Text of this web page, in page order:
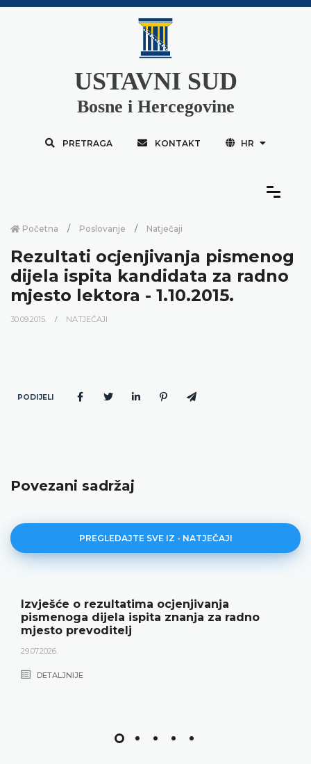
USTAVNI SUD
Bosne i Hercegovine
PRETRAGA KONTAKT HR
Početna Poslovanje Natječaji
Rezultati ocjenjivanja pismenog
dijela ispita kandidata za radno
mjesto lektora - 1.10.2015.
30.09.2015. NATJEČAJI
PODIJELI
Povezani sadržaj
PREGLEDAJTE SVE IZ - NATJEČAJI
Izvješće o rezultatima ocjenjivanja
pismenoga dijela ispita znanja za radno
mjesto prevoditelj
29.07.2026.
DETALJNIJE